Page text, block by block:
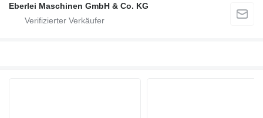
Eberlei Maschinen GmbH & Co. KG